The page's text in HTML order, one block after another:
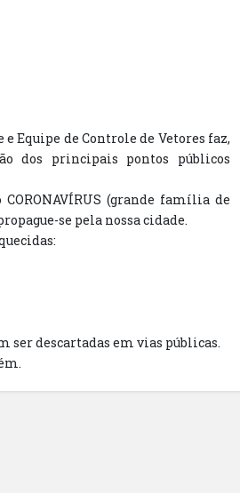
Equipe de Controle de Vetores faz,
dos principais pontos públicos
(grande família de
se pela nossa cidade.
ser descartadas em vias públicas.